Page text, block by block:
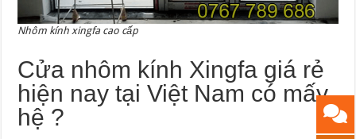
Nhôm kính xingfa cao cấp
Cửa nhôm kính Xingfa giá rẻ
hiện nay tại Việt Nam có mấy
hệ ?